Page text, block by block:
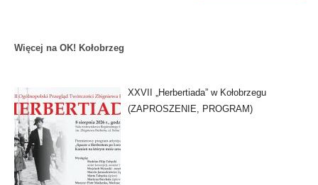
Więcej na OK! Kołobrzeg
XXVII „Herbertiada” w Kołobrzegu
(ZAPROSZENIE, PROGRAM)